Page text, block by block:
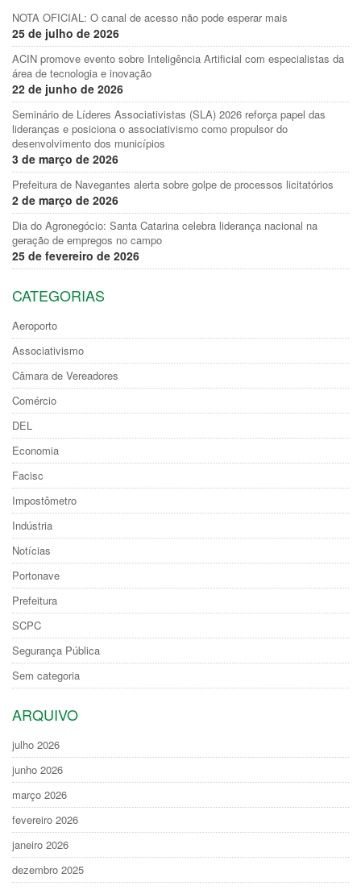
NOTA OFICIAL: O canal de acesso não pode esperar mais
25 de julho de 2026
ACIN promove evento sobre Inteligência Artificial com especialistas da
área de tecnologia e inovação
22 de junho de 2026
Seminário de Líderes Associativistas (SLA) 2026 reforça papel das
lideranças e posiciona o associativismo como propulsor do
desenvolvimento dos municípios
3 de março de 2026
Prefeitura de Navegantes alerta sobre golpe de processos licitatórios
2 de março de 2026
Dia do Agronegócio: Santa Catarina celebra liderança nacional na
geração de empregos no campo
25 de fevereiro de 2026
CATEGORIAS
Aeroporto
Associativismo
Câmara de Vereadores
Comércio
DEL
Economia
Facisc
Impostômetro
Indústria
Notícias
Portonave
Prefeitura
SCPC
Segurança Pública
Sem categoria
ARQUIVO
julho 2026
junho 2026
março 2026
fevereiro 2026
janeiro 2026
dezembro 2025